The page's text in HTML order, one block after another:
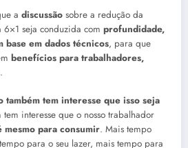
a discussão sobre a redução da
seja conduzida com profundidade,
base em dados técnicos, para que
benefícios para trabalhadores,
.
tem interesse que isso seja
tem interesse que o nosso trabalhador
mesmo para consumir. Mais tempo
para o seu lazer, mais tempo para